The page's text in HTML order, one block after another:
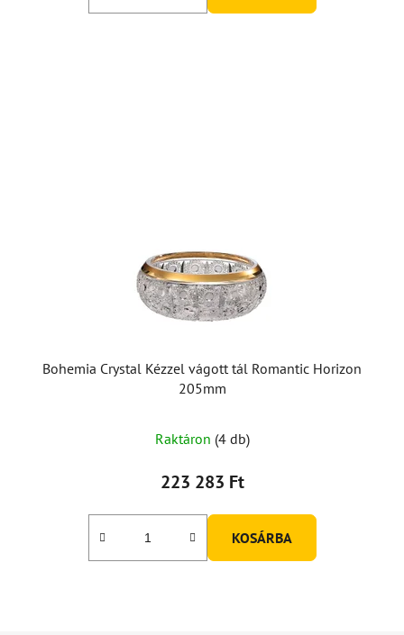
Bohemia Crystal Kézzel vágott tál Romantic Horizon
205mm
Raktáron (4 db)
223 283 Ft
KOSÁRBA